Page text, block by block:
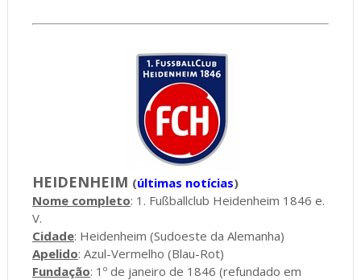
HEIDENHEIM (últimas notícias)
Nome completo: 1. Fußballclub Heidenheim 1846 e.
V.
Cidade: Heidenheim (Sudoeste da Alemanha)
Apelido: Azul-Vermelho (Blau-Rot)
Fundação: 1º de janeiro de 1846 (refundado em